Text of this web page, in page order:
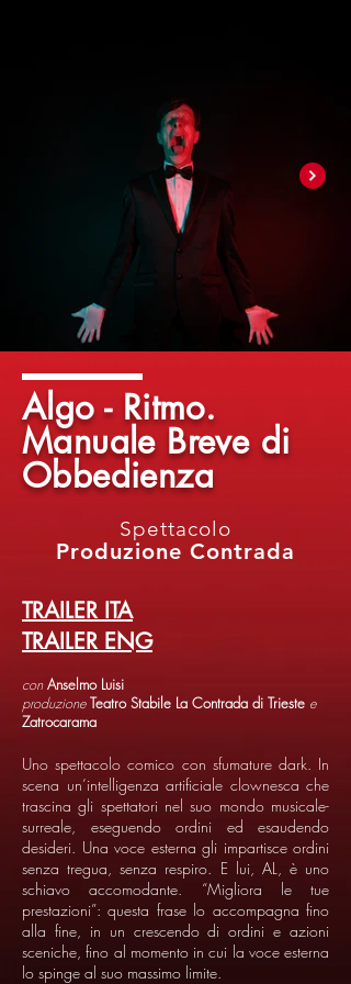
Algo - Ritmo.
Manuale Breve di
Obbedienza
Produzione Contrada
Spettacolo
TRAILER ITA
TRAILER ENG
conAnselmo Luisi
produzioneTeatro Stabile La Contrada di Trieste e
Zatrocarama
Uno spettacolo comico con sfumature dark. In
scena un’intelligenza artificiale clownesca che
trascina gli spettatori nel suo mondo musicale-
surreale, eseguendo ordini ed esaudendo
desideri. Una voce esterna gli impartisce ordini
senza tregua, senza respiro. E lui, AL, è uno
schiavo accomodante. “Migliora le tue
prestazioni”: questa frase lo accompagna fino
alla fine, in un crescendo di ordini e azioni
sceniche, fino al momento in cui la voce esterna
lo spinge al suo massimo limite.